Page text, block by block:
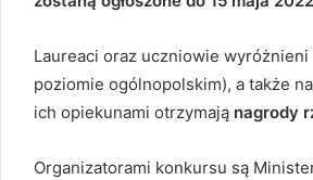
Laureaci oraz uczniowie
poziomie ogólnopolskim), a także
ich opiekunami otrzymają nagrody
Organizatorami konkursu są